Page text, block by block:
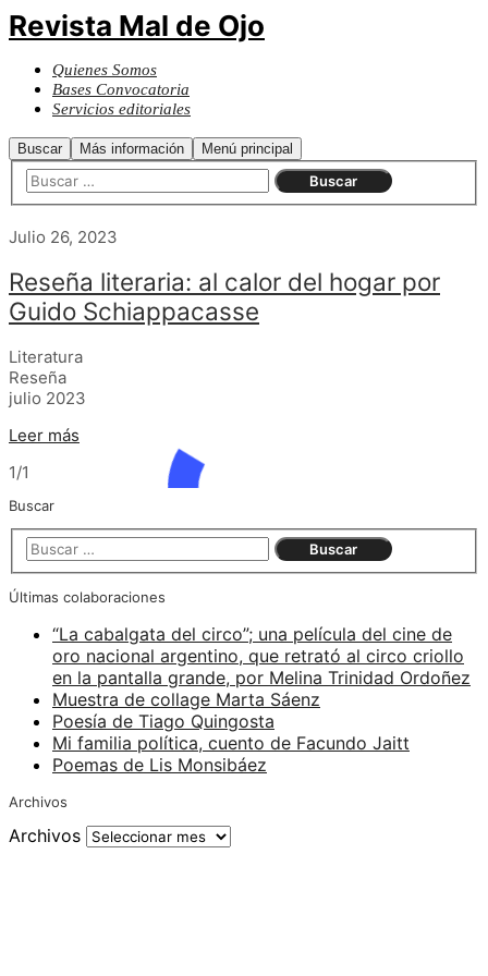
Revista Mal de Ojo
Quienes Somos
Bases Convocatoria
Servicios editoriales
Buscar Más información Menú principal
Julio 26, 2023
Reseña literaria: al calor del hogar por
Guido Schiappacasse
Literatura
Reseña
julio 2023
Leer más
1/1
Buscar
Últimas colaboraciones
“La cabalgata del circo”; una película del cine de
oro nacional argentino, que retrató al circo criollo
en la pantalla grande, por Melina Trinidad Ordoñez
Muestra de collage Marta Sáenz
Poesía de Tiago Quingosta
Mi familia política, cuento de Facundo Jaitt
Poemas de Lis Monsibáez
Archivos
Archivos